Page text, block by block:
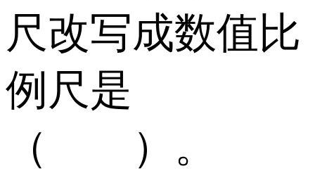
尺改写成数值比
例尺是
（ ）。